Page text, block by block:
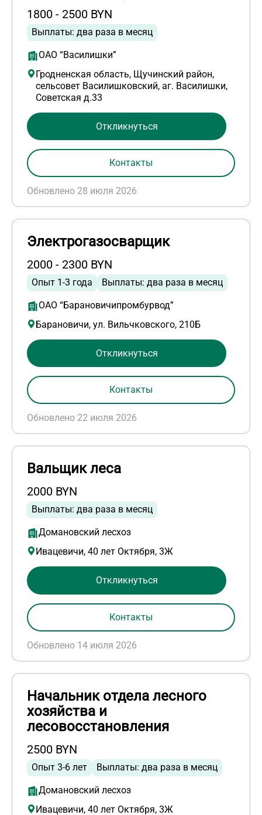
1800 - 2500 BYN
Выплаты: два раза в месяц
ОАО “Василишки”
Гродненская область, Щучинский район,
сельсовет Василишковский, аг. Василишки,
Советская д.33
Обновлено 28 июля 2026
Откликнуться
Контакты
Электрогазосварщик
2000 - 2300 BYN
Опыт 1-3 года Выплаты: два раза в месяц
ОАО “Барановичипромбурвод”
Барановичи, ул. Вильчковского, 210Б
Обновлено 22 июля 2026
Откликнуться
Контакты
Вальщик леса
2000 BYN
Выплаты: два раза в месяц
Домановский лесхоз
Ивацевичи, 40 лет Октября, 3Ж
Обновлено 14 июля 2026
Откликнуться
Контакты
Начальник отдела лесного
хозяйства и
лесовосстановления
2500 BYN
Опыт 3-6 лет Выплаты: два раза в месяц
Домановский лесхоз
Ивацевичи, 40 лет Октября, 3Ж